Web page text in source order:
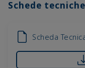
Schede
Scheda